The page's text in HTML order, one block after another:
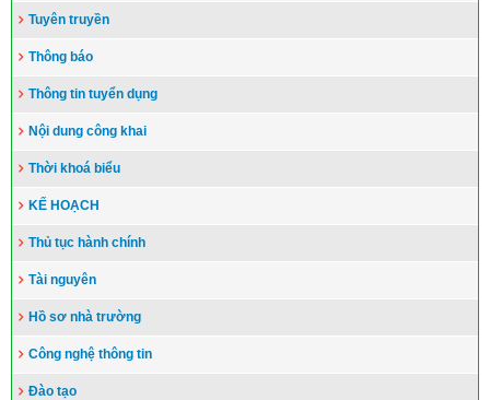
Tuyên truyền
Thông báo
Thông tin tuyển dụng
Nội dung công khai
Thời khoá biểu
KẾ HOẠCH
Thủ tục hành chính
Tài nguyên
Hồ sơ nhà trường
Công nghệ thông tin
Đào tạo